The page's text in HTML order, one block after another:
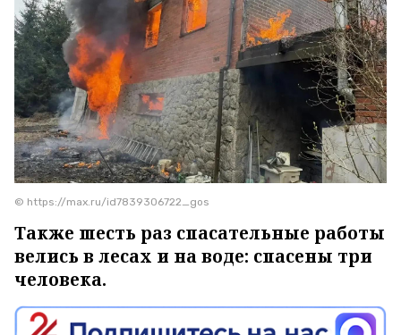
© https://max.ru/id7839306722_gos
Также шесть раз спасательные работы
велись в лесах и на воде: спасены три
человека.